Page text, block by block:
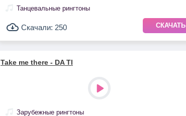
Танцевальные рингтоны
Скачали: 250 СКАЧАТЬ
Take me there - DA TI
Зарубежные рингтоны